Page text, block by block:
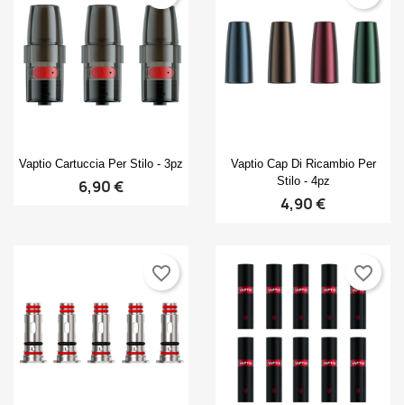
Anteprima
Vaptio Cartuccia Per Stilo - 3pz
6,90 €
Anteprima
Vaptio Cap Di Ricambio Per
Stilo - 4pz
4,90 €
favorite_border favorite_border